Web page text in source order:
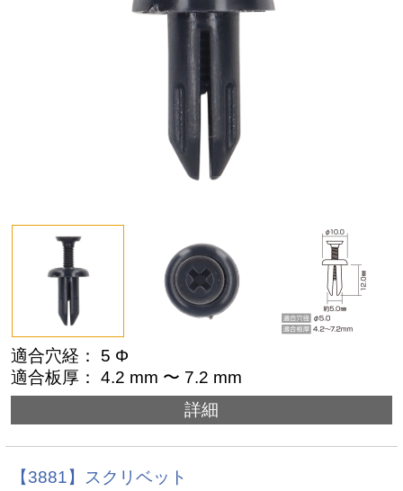
適合穴経： 5 Φ
適合板厚： 4.2 mm 〜 7.2 mm
詳細
【3881】スクリベット